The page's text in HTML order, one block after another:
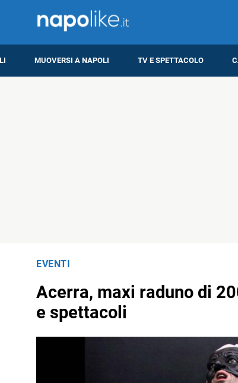
MUOVERSI A NAPOLI TV E SPETTACOLO
EVENTI
Acerra, maxi raduno di
e spettacoli